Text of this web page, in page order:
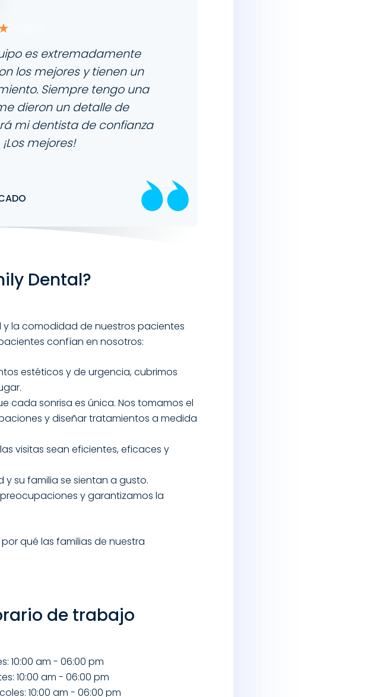
es extremadamente
los mejores y tienen un
Siempre tengo una
dieron un detalle de
mi dentista de confianza
mejores!
Dental?
y la comodidad de nuestros pacientes
confían en nosotros:
estéticos y de urgencia, cubrimos
cada sonrisa es única. Nos tomamos el
y diseñar tratamientos a medida
visitas sean eficientes, eficaces y
su familia se sientan a gusto.
y garantizamos la
qué las familias de nuestra
de trabajo
10:00 am - 06:00 pm
10:00 am - 06:00 pm
10:00 am - 06:00 pm